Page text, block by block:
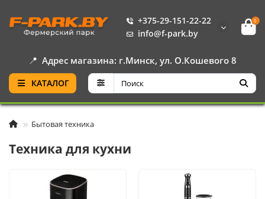
+375-29-151-22-22
info@f-park.by
0
📍 Адрес магазина: г.Минск, ул. О.Кошевого 8
КАТАЛОГ
Бытовая техника
Техника для кухни